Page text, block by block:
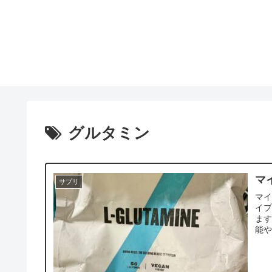
グルタミン
サプリ マ
マ
イプ。 そもそもグルタミンってトレ
ま
能